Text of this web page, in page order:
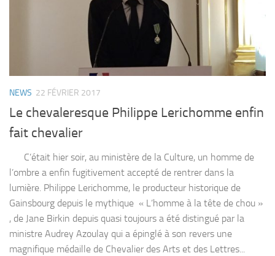
NEWS 22 FÉVRIER 2017
Le chevaleresque Philippe Lerichomme enfin
fait chevalier
C’était hier soir, au ministère de la Culture, un homme de
l’ombre a enfin fugitivement accepté de rentrer dans la
lumière. Philippe Lerichomme, le producteur historique de
Gainsbourg depuis le mythique « L’homme à la tête de chou »
, de Jane Birkin depuis quasi toujours a été distingué par la
ministre Audrey Azoulay qui a épinglé à son revers une
magnifique médaille de Chevalier des Arts et des Lettres...